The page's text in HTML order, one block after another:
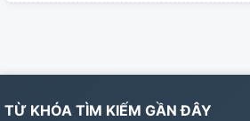
Chương 36
TỪ KHÓA TÌM KIẾM GẦN ĐÂY